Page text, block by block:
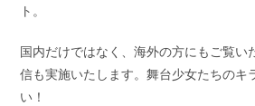
ト。
国内だけではなく、海外の方にもご覧い
信も実施いたします。舞台少女たちのキ
い！